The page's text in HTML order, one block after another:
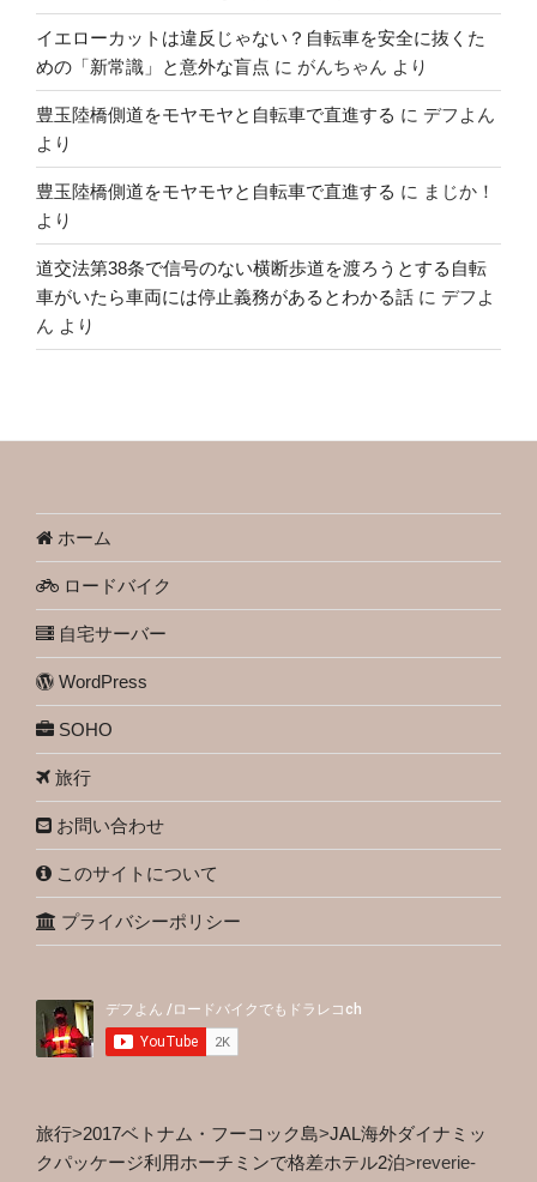
イエローカットは違反じゃない？自転車を安全に抜くた
めの「新常識」と意外な盲点 に がんちゃん より
豊玉陸橋側道をモヤモヤと自転車で直進する に デフよん
より
豊玉陸橋側道をモヤモヤと自転車で直進する に まじか！
より
道交法第38条で信号のない横断歩道を渡ろうとする自転
車がいたら車両には停止義務があるとわかる話 に デフよ
ん より
ホーム
ロードバイク
自宅サーバー
WordPress
SOHO
旅行
お問い合わせ
このサイトについて
プライバシーポリシー
旅行>2017ベトナム・フーコック島>JAL海外ダイナミッ
クパッケージ利用ホーチミンで格差ホテル2泊>reverie-